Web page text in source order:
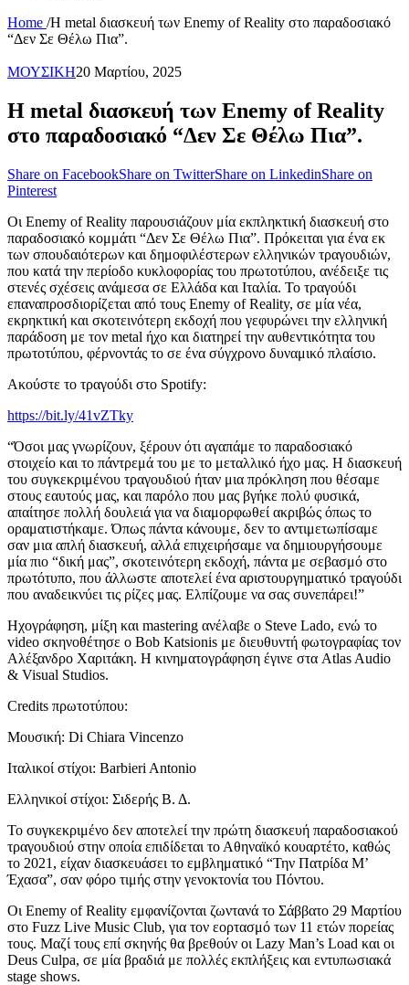
Home /Η metal διασκευή των Enemy of Reality στο παραδοσιακό
“Δεν Σε Θέλω Πια”.
ΜΟΥΣΙΚΗ20 Μαρτίου, 2025
Η metal διασκευή των Enemy of Reality
στο παραδοσιακό “Δεν Σε Θέλω Πια”.
Share on FacebookShare on TwitterShare on LinkedinShare on
Pinterest
Οι Enemy of Reality παρουσιάζουν μία εκπληκτική διασκευή στο
παραδοσιακό κομμάτι “Δεν Σε Θέλω Πια”. Πρόκειται για ένα εκ
των σπουδαιότερων και δημοφιλέστερων ελληνικών τραγουδιών,
που κατά την περίοδο κυκλοφορίας του πρωτοτύπου, ανέδειξε τις
στενές σχέσεις ανάμεσα σε Ελλάδα και Ιταλία. Το τραγούδι
επαναπροσδιορίζεται από τους Enemy of Reality, σε μία νέα,
εκρηκτική και σκοτεινότερη εκδοχή που γεφυρώνει την ελληνική
παράδοση με τον metal ήχο και διατηρεί την αυθεντικότητα του
πρωτοτύπου, φέρνοντάς το σε ένα σύγχρονο δυναμικό πλαίσιο.
Ακούστε το τραγούδι στο Spotify:
https://bit.ly/41vZTky
“Όσοι μας γνωρίζουν, ξέρουν ότι αγαπάμε το παραδοσιακό
στοιχείο και το πάντρεμά του με το μεταλλικό ήχο μας. Η διασκευή
του συγκεκριμένου τραγουδιού ήταν μια πρόκληση που θέσαμε
στους εαυτούς μας, και παρόλο που μας βγήκε πολύ φυσικά,
απαίτησε πολλή δουλειά για να διαμορφωθεί ακριβώς όπως το
οραματιστήκαμε. Όπως πάντα κάνουμε, δεν το αντιμετωπίσαμε
σαν μια απλή διασκευή, αλλά επιχειρήσαμε να δημιουργήσουμε
μία πιο “δική μας”, σκοτεινότερη εκδοχή, πάντα με σεβασμό στο
πρωτότυπο, που άλλωστε αποτελεί ένα αριστουργηματικό τραγούδι
που αναδεικνύει τις ρίζες μας. Ελπίζουμε να σας συνεπάρει!”
Ηχογράφηση, μίξη και mastering ανέλαβε ο Steve Lado, ενώ το
video σκηνοθέτησε ο Bob Katsionis με διευθυντή φωτογραφίας τον
Αλέξανδρο Χαριτάκη. Η κινηματογράφηση έγινε στα Atlas Audio
& Visual Studios.
Credits πρωτοτύπου:
Μουσική: Di Chiara Vincenzo
Ιταλικοί στίχοι: Barbieri Antonio
Ελληνικοί στίχοι: Σιδερής Β. Δ.
Το συγκεκριμένο δεν αποτελεί την πρώτη διασκευή παραδοσιακού
τραγουδιού στην οποία επιδίδεται το Αθηναϊκό κουαρτέτο, καθώς
το 2021, είχαν διασκευάσει το εμβληματικό “Την Πατρίδα M’
Έχασα”, σαν φόρο τιμής στην γενοκτονία του Πόντου.
Οι Enemy of Reality εμφανίζονται ζωντανά το Σάββατο 29 Μαρτίου
στο Fuzz Live Music Club, για τον εορτασμό των 11 ετών πορείας
τους. Μαζί τους επί σκηνής θα βρεθούν οι Lazy Man’s Load και οι
Deus Culpa, σε μία βραδιά με πολλές εκπλήξεις και εντυπωσιακά
stage shows.